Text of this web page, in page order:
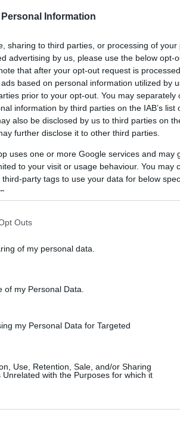
Information
sharing to third parties, or processing of your
advertising by us, please use the below opt-
that after your opt-out request is
based on personal information utilized by
prior to your opt-out. You may separately
information by third parties on the IAB’s list
also be disclosed by us to third parties on
further disclose it to other third parties.
uses one or more Google services and may
to your visit or usage behaviour. You may
party tags to use your data for below
Outs
of my personal data.
my Personal Data.
my Personal Data for Targeted
Use, Retention, Sale, and/or Sharing
with the Purposes for which it
5. rész Shingeki no Kyojin 4. évad 5. rész